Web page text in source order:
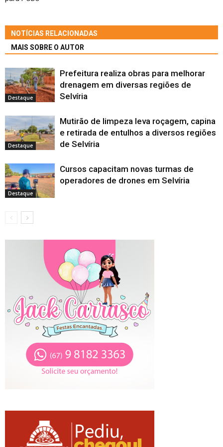
NOTÍCIAS RELACIONADAS
MAIS SOBRE O AUTOR
Destaque
Prefeitura realiza obras para melhorar
drenagem em diversas regiões de
Selvíria
Destaque
Mutirão de limpeza leva roçagem, capina
e retirada de entulhos a diversos regiões
de Selvíria
Destaque
Cursos capacitam novas turmas de
operadores de drones em Selvíria